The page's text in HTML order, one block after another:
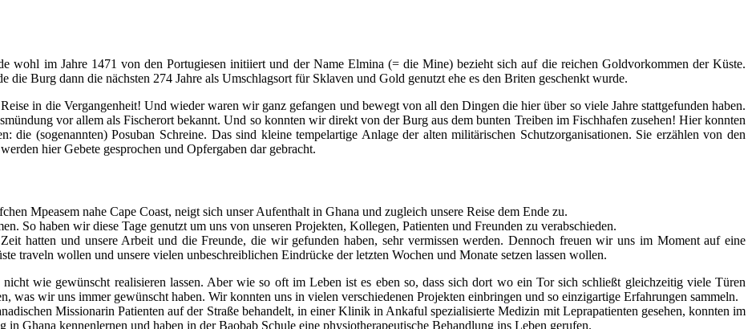
wohl im Jahre 1471 von den Portugiesen initiiert und der Name Elmina (= die Mine) bezieht sich auf die reichen Goldvorkommen der Küste.
die Burg dann die nächsten 274 Jahre als Umschlagsort für Sklaven und Gold genutzt ehe es den Briten geschenkt wurde.
in die Vergangenheit! Und wieder waren wir ganz gefangen und bewegt von all den Dingen die hier über so viele Jahre stattgefunden haben.
vor allem als Fischerort bekannt. Und so konnten wir direkt von der Burg aus dem bunten Treiben im Fischhafen zusehen! Hier konnten
die (sogenannten) Posuban Schreine. Das sind kleine tempelartige Anlage der alten militärischen Schutzorganisationen. Sie erzählen von den
hier Gebete gesprochen und Opfergaben dar gebracht.
Mpeasem nahe Cape Coast, neigt sich unser Aufenthalt in Ghana und zugleich unsere Reise dem Ende zu.
So haben wir diese Tage genutzt um uns von unseren Projekten, Kollegen, Patienten und Freunden zu verabschieden.
hatten und unsere Arbeit und die Freunde, die wir gefunden haben, sehr vermissen werden. Dennoch freuen wir uns im Moment auf eine
traveln wollen und unsere vielen unbeschreiblichen Eindrücke der letzten Wochen und Monate setzen lassen wollen.
wie gewünscht realisieren lassen. Aber wie so oft im Leben ist es eben so, dass sich dort wo ein Tor sich schließt gleichzeitig viele Türen
wir uns immer gewünscht haben. Wir konnten uns in vielen verschiedenen Projekten einbringen und so einzigartige Erfahrungen sammeln.
Missionarin Patienten auf der Straße behandelt, in einer Klinik in Ankaful spezialisierte Medizin mit Leprapatienten gesehen, konnten im
Ghana kennenlernen und haben in der Baobab Schule eine physiotherapeutische Behandlung ins Leben gerufen.